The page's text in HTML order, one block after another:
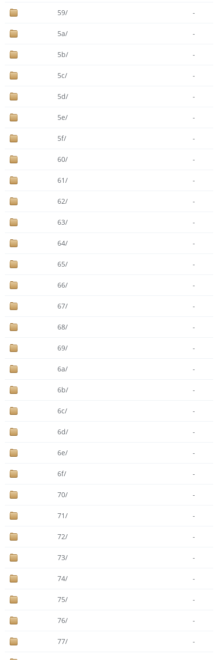
59/ -
5a/ -
5b/ -
5c/ -
5d/ -
5e/ -
5f/ -
60/ -
61/ -
62/ -
63/ -
64/ -
65/ -
66/ -
67/ -
68/ -
69/ -
6a/ -
6b/ -
6c/ -
6d/ -
6e/ -
6f/ -
70/ -
71/ -
72/ -
73/ -
74/ -
75/ -
76/ -
77/ -